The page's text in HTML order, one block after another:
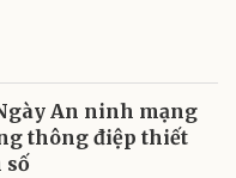
An ninh mạng
thông điệp thiết
số